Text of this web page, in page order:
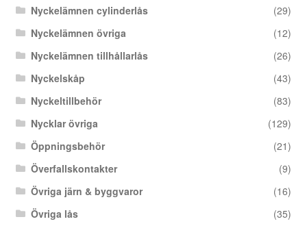
Nyckelämnen cylinderlås
(29)
Nyckelämnen övriga
(12)
Nyckelämnen tillhållarlås
(26)
Nyckelskåp
(43)
Nyckeltillbehör
(83)
Nycklar övriga
(129)
Öppningsbehör
(21)
Överfallskontakter
(9)
Övriga järn & byggvaror
(16)
Övriga lås
(35)